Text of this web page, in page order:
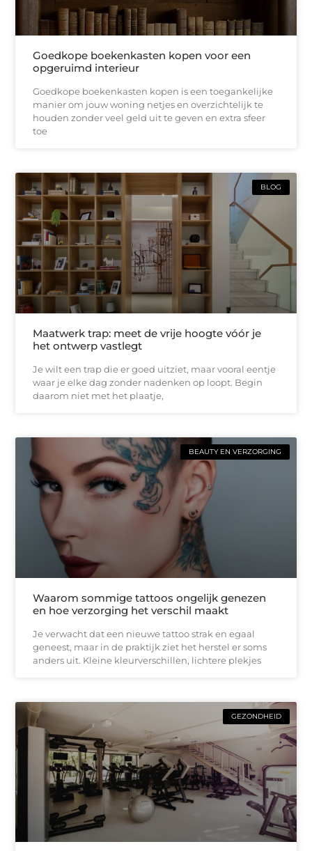
Goedkope boekenkasten kopen voor een
opgeruimd interieur
Goedkope boekenkasten kopen is een toegankelijke
manier om jouw woning netjes en overzichtelijk te
houden zonder veel geld uit te geven en extra sfeer
toe
BLOG
Maatwerk trap: meet de vrije hoogte vóór je
het ontwerp vastlegt
Je wilt een trap die er goed uitziet, maar vooral eentje
waar je elke dag zonder nadenken op loopt. Begin
daarom niet met het plaatje,
BEAUTY EN VERZORGING
Waarom sommige tattoos ongelijk genezen
en hoe verzorging het verschil maakt
Je verwacht dat een nieuwe tattoo strak en egaal
geneest, maar in de praktijk ziet het herstel er soms
anders uit. Kleine kleurverschillen, lichtere plekjes
GEZONDHEID